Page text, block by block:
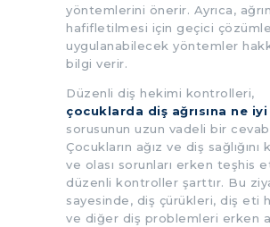
yöntemlerini önerir. Ayrıca,
hafifletilmesi için geçici
uygulanabilecek yöntemler
bilgi verir.
Düzenli diş hekimi kontrolleri,
çocuklarda diş ağrısına ne
sorusunun uzun vadeli bir
Çocukların ağız ve diş sağlığını
ve olası sorunları erken teşhis
düzenli kontroller şarttır. Bu
sayesinde, diş çürükleri, diş eti
ve diğer diş problemleri erken